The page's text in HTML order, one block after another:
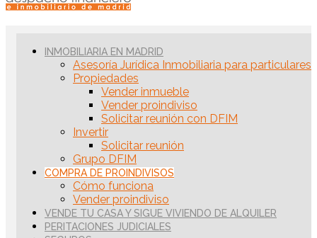
INMOBILIARIA EN MADRID
Asesoría Jurídica Inmobiliaria para particulares
Propiedades
Vender inmueble
Vender proindiviso
Solicitar reunión con DFIM
Invertir
Solicitar reunión
Grupo DFIM
COMPRA DE PROINDIVISOS
Cómo funciona
Vender proindiviso
VENDE TU CASA Y SIGUE VIVIENDO DE ALQUILER
PERITACIONES JUDICIALES